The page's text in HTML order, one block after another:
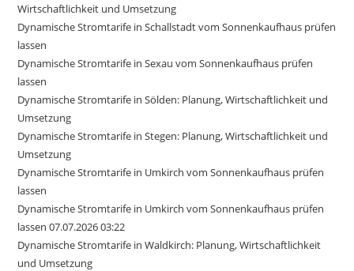
Wirtschaftlichkeit und Umsetzung
Dynamische Stromtarife in Schallstadt vom Sonnenkaufhaus prüfen
lassen
Dynamische Stromtarife in Sexau vom Sonnenkaufhaus prüfen
lassen
Dynamische Stromtarife in Sölden: Planung, Wirtschaftlichkeit und
Umsetzung
Dynamische Stromtarife in Stegen: Planung, Wirtschaftlichkeit und
Umsetzung
Dynamische Stromtarife in Umkirch vom Sonnenkaufhaus prüfen
lassen
Dynamische Stromtarife in Umkirch vom Sonnenkaufhaus prüfen
lassen 07.07.2026 03:22
Dynamische Stromtarife in Waldkirch: Planung, Wirtschaftlichkeit
und Umsetzung